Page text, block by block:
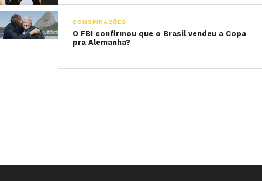
CONSPIRAÇÕES
O FBI confirmou que o Brasil vendeu a Copa
pra Alemanha?